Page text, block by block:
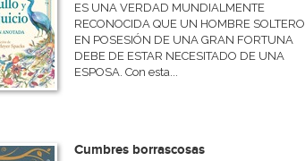
ES UNA VERDAD MUNDIALMENTE
RECONOCIDA QUE UN HOMBRE SOLTERO
EN POSESIÓN DE UNA GRAN FORTUNA
DEBE DE ESTAR NECESITADO DE UNA
ESPOSA. Con esta...
Cumbres borrascosas